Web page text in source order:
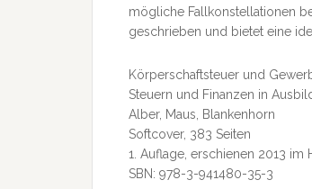
mögliche Fallkonstellationen
geschrieben und bietet eine
Körperschaftsteuer und
Steuern und Finanzen in
Alber, Maus, Blankenhorn
Softcover, 383 Seiten
1. Auflage, erschienen 2013 im
SBN: 978-3-941480-35-3